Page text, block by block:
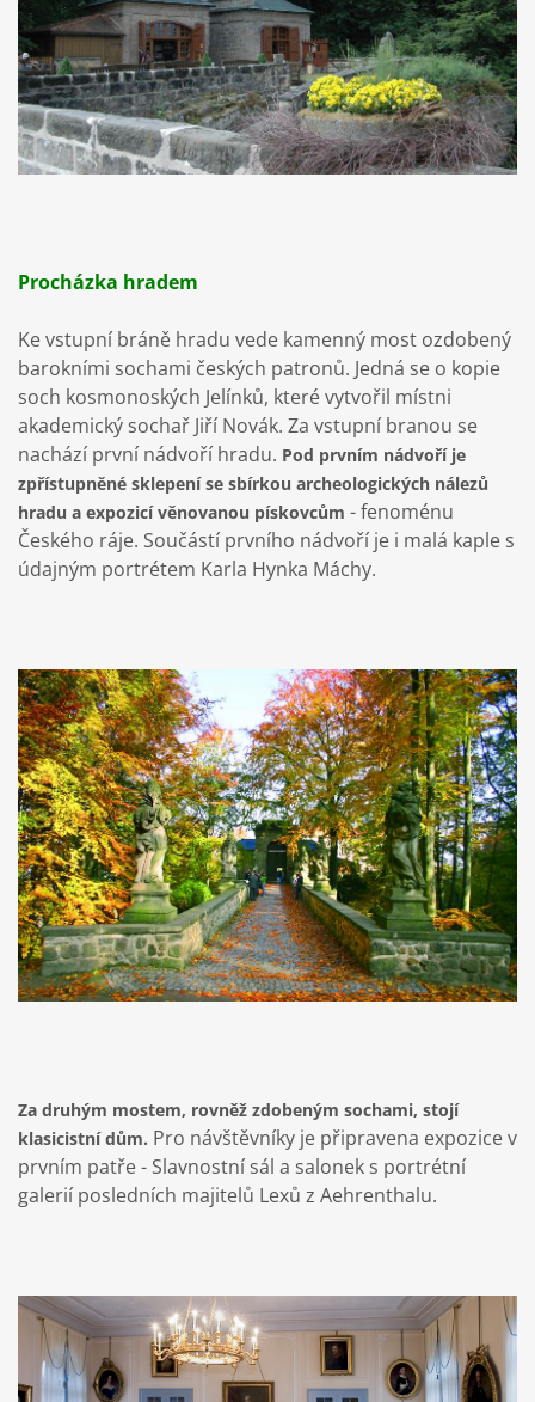
Procházka hradem
Ke vstupní bráně hradu vede kamenný most ozdobený
barokními sochami českých patronů. Jedná se o kopie
soch kosmonoských Jelínků, které vytvořil místni
akademický sochař Jiří Novák. Za vstupní branou se
nachází první nádvoří hradu. Pod prvním nádvoří je
zpřístupněné sklepení se sbírkou archeologických nálezů
hradu a expozicí věnovanou pískovcům - fenoménu
Českého ráje. Součástí prvního nádvoří je i malá kaple s
údajným portrétem Karla Hynka Máchy.
Za druhým mostem, rovněž zdobeným sochami, stojí
klasicistní dům. Pro návštěvníky je připravena expozice v
prvním patře - Slavnostní sál a salonek s portrétní
galerií posledních majitelů Lexů z Aehrenthalu.